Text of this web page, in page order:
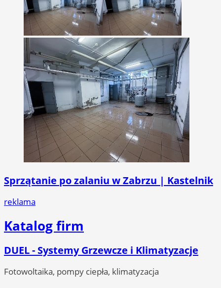
Sprzątanie po zalaniu w Zabrzu | Kastelnik
reklama
Katalog firm
DUEL - Systemy Grzewcze i Klimatyzacje
Fotowoltaika, pompy ciepła, klimatyzacja